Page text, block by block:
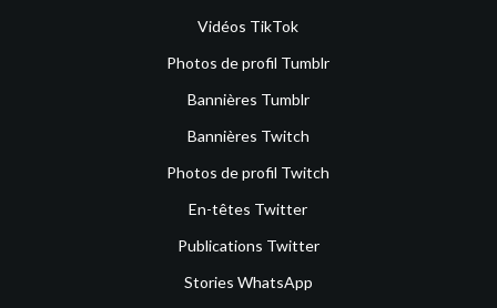
Vidéos TikTok
Photos de profil Tumblr
Bannières Tumblr
Bannières Twitch
Photos de profil Twitch
En-têtes Twitter
Publications Twitter
Stories WhatsApp